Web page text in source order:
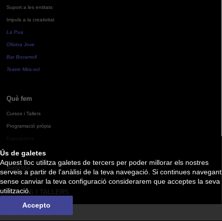
Ús de galetes
Aquest lloc utilitza galetes de tercers per poder millorar els nostres
serveis a partir de l'anàlisi de la teva navegació. Si continues navegant
sense canviar la teva configuració considerarem que acceptes la seva
utilització.
Accepto
Suport a les entitats
Impuls a la creativitat
La Pua
Oficina Jove
Bar Bocamoll
Teatre Mira-sol
Què fem
Cursos i Tallers
Programació pròpia
Agenda
CURSOS I TALLERS